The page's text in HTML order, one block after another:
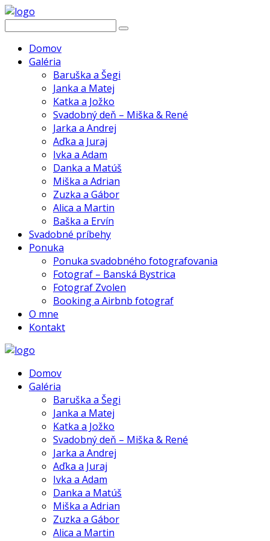
Domov
Galéria
Baruška a Šegi
Janka a Matej
Katka a Jožko
Svadobný deň – Miška & René
Jarka a Andrej
Aďka a Juraj
Ivka a Adam
Danka a Matúš
Miška a Adrian
Zuzka a Gábor
Alica a Martin
Baška a Ervín
Svadobné príbehy
Ponuka
Ponuka svadobného fotografovania
Fotograf – Banská Bystrica
Fotograf Zvolen
Booking a Airbnb fotograf
O mne
Kontakt
Domov
Galéria
Baruška a Šegi
Janka a Matej
Katka a Jožko
Svadobný deň – Miška & René
Jarka a Andrej
Aďka a Juraj
Ivka a Adam
Danka a Matúš
Miška a Adrian
Zuzka a Gábor
Alica a Martin